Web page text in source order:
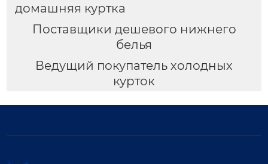
домашняя куртка
Поставщики дешевого нижнего
белья
Ведущий покупатель холодных
курток